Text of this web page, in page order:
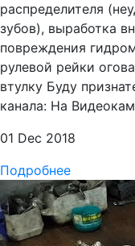
распределителя
зубов), выработка
повреждения
рулевой рейки
втулку Буду
канала: На
01 Dec 2018
Подробнее